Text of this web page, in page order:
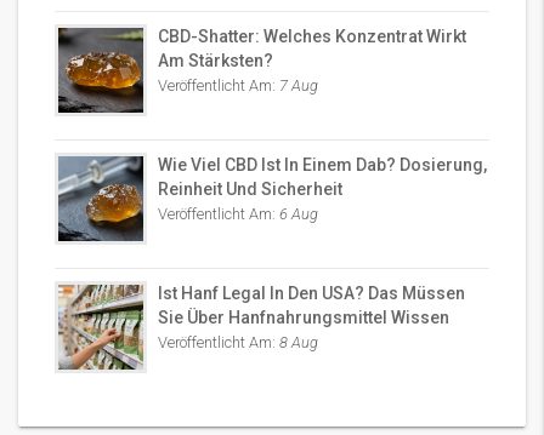
CBD-Shatter: Welches Konzentrat Wirkt
Am Stärksten?
Veröffentlicht Am: 7 Aug
Wie Viel CBD Ist In Einem Dab? Dosierung,
Reinheit Und Sicherheit
Veröffentlicht Am: 6 Aug
Ist Hanf Legal In Den USA? Das Müssen
Sie Über Hanfnahrungsmittel Wissen
Veröffentlicht Am: 8 Aug